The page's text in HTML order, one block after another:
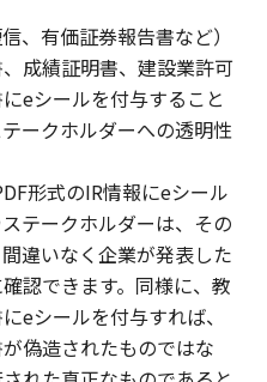
、有価証券報告書など）
成績証明書、建設業許可
eシールを付与すること
ークホルダーへの透明性
形式のIR情報にeシール
テークホルダーは、その
違いなく企業が発表した
認できます。同様に、教
eシールを付与すれば、
偽造されたものではな